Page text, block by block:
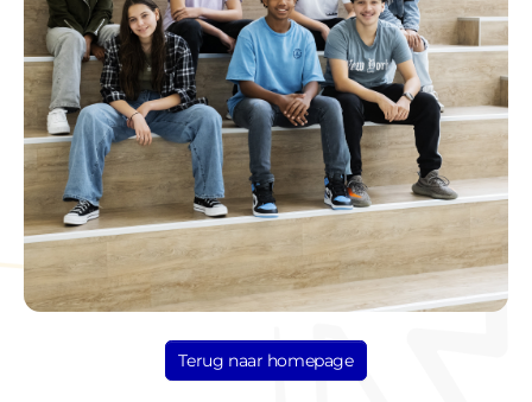
Terug naar homepage